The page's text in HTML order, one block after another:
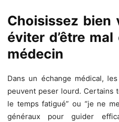
Choisissez bien
éviter d’être
médecin
Dans un échange médical,
peuvent peser lourd. Certains
le temps fatigué” ou “je ne
généraux pour guider